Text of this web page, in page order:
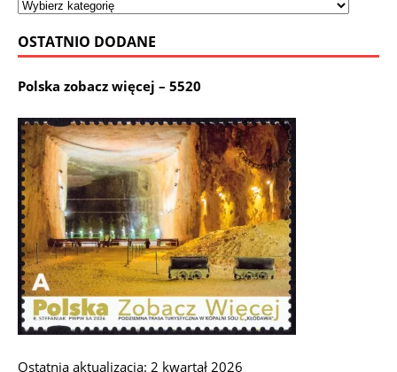
OSTATNIO DODANE
Polska zobacz więcej – 5520
Ostatnia aktualizacja: 2 kwartał 2026